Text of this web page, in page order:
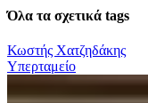
Όλα τα σχετικά tags
Κωστής Χατζηδάκης
Υπερταμείο